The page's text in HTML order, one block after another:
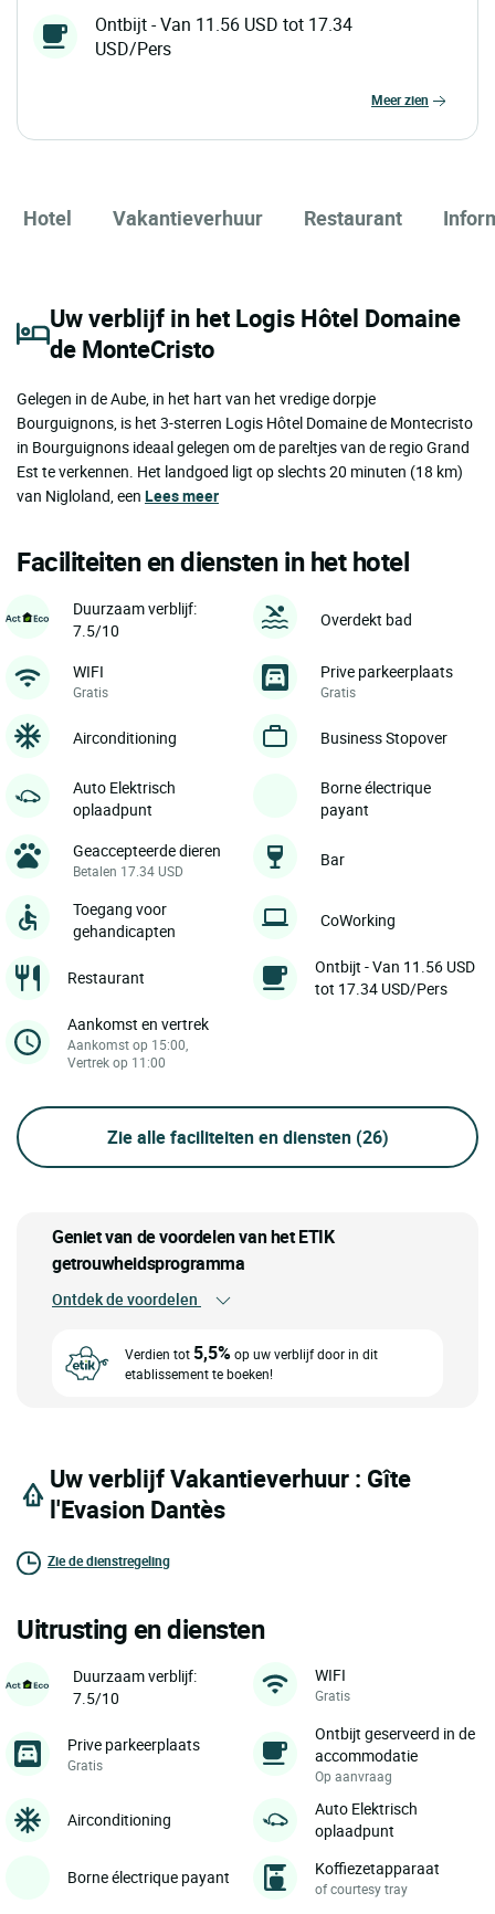
Ontbijt - Van 11.56 USD tot 17.34
USD/Pers
meer zien
Hotel Vakantieverhuur Restaurant
Uw verblijf in het Logis Hôtel Domaine
de MonteCristo
Gelegen in de Aube, in het hart van het vredige dorpje
Bourguignons, is het 3-sterren Logis Hôtel Domaine de Montecristo
in Bourguignons ideaal gelegen om de pareltjes van de regio Grand
Est te verkennen. Het landgoed ligt op slechts 20 minuten (18 km)
van Nigloland, een Lees meer
Faciliteiten en diensten in het hotel
Duurzaam verblijf:
7.5/10
Overdekt bad
WIFI
Gratis
Prive parkeerplaats
Gratis
Airconditioning Business Stopover
Auto Elektrisch
oplaadpunt
Borne électrique
payant
Geaccepteerde dieren
Betalen 17.34 USD
Bar
Toegang voor
gehandicapten
CoWorking
Restaurant
Ontbijt - Van 11.56 USD
tot 17.34 USD/Pers
Aankomst en vertrek
Aankomst op 15:00,
Vertrek op 11:00
Zie alle faciliteiten en diensten (26)
Geniet van de voordelen van het ETIK
getrouwheidsprogramma
Ontdek de voordelen
Verdien tot 5,5%op uw verblijf door in dit
etablissement te boeken!
Uw verblijf Vakantieverhuur : Gîte
l'Evasion Dantès
Zie de dienstregeling
Uitrusting en diensten
Duurzaam verblijf:
7.5/10
WIFI
Gratis
Prive parkeerplaats
Gratis
Ontbijt geserveerd in de
accommodatie
Op aanvraag
Airconditioning
Auto Elektrisch
oplaadpunt
Borne électrique payant Koffiezetapparaat
of courtesy tray